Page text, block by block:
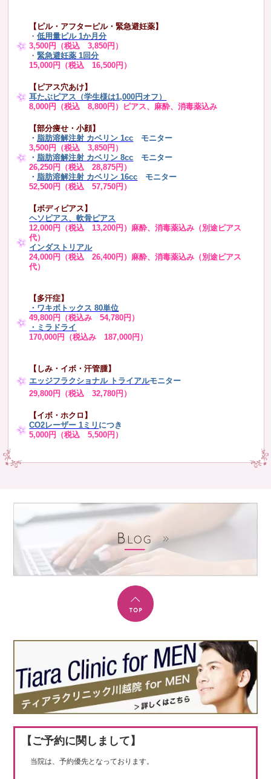
【ピル・アフターピル・緊急避妊薬】
・低用量ピル 1か月分
3,500円（税込 3,850円）
・緊急避妊薬 1回分
15,000円（税込 16,500円）
【ピアス穴あけ】
耳たぶピアス（学生様は1,000円オフ）
8,000円（税込 8,800円）ピアス、麻酔、消毒薬込み
【部分痩せ・小顔】
・ 脂肪溶解注射 カベリン 1cc モニター
3,500円（税込 3,850円）
・ 脂肪溶解注射 カベリン 8cc モニター
26,250円（税込 28,875円）
・ 脂肪溶解注射 カベリン 16cc
モニター
52,500円（税込 57,750円）
【ボディピアス】
ヘソピアス、軟骨ピアス
12,000円（税込 13,200円）麻酔、消毒薬込み（別途ピアス
代）
インダストリアル
24,000円（税込 26,400円）麻酔、消毒薬込み（別途ピアス
代）
【多汗症】
・ ワキボトックス 80単位
49,800円（税込み 54,780円）
・ミラドライ
170,000円（税込み 187,000円）
【しみ・イボ・汗管腫】
エッジフラクショナル トライアルモニター
29,800円（税込 32,780円）
【イボ・ホクロ】
CO2レーザー 1ミリ につき
5,000円（税込 5,500円）
【ご予約に関しまして】
当院は、予約優先となっております。